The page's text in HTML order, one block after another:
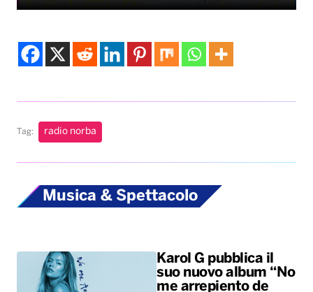
Tag: radio norba
Musica & Spettacolo
Karol G pubblica il
suo nuovo album “No
me arrepiento de